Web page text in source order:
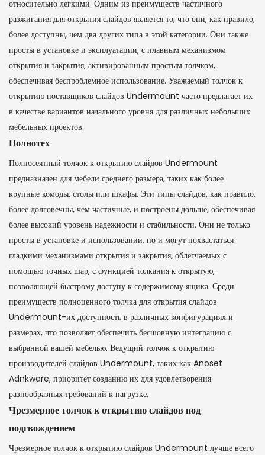
относительно легкими. Одним из преимуществ частичного
разжигания для открытия слайдов является то, что они, как правило,
более доступны, чем два других типа в этой категории. Они также
просты в установке и эксплуатации, с плавным механизмом
открытия и закрытия, активированным простым толчком,
обеспечивая беспроблемное использование. Уважаемый толчок к
открытию поставщиков слайдов Undermount часто предлагает их
в качестве вариантов начального уровня для различных небольших
мебельных проектов.
Полнотех
Полносеятный толчок к открытию слайдов Undermount
предназначен для мебели среднего размера, таких как более
крупные комоды, столы или шкафы. Эти типы слайдов, как правило,
более долговечны, чем частичные, и построены дольше, обеспечивая
более высокий уровень надежности и стабильности. Они не только
просты в установке и использовании, но и могут похвастаться
гладкими механизмами открытия и закрытия, облегчаемых с
помощью точных шар, с функцией толкания к открытую,
позволяющей быстрому доступу к содержимому ящика. Среди
преимуществ полноценного толчка для открытия слайдов
Undermount-их доступность в различных конфигурациях и
размерах, что позволяет обеспечить бесшовную интеграцию с
выбранной вашей мебелью. Ведущий толчок к открытию
производителей слайдов Undermount, таких как Anoset
Adnkware, приоритет созданию их для удовлетворения
разнообразных требований к нагрузке.
Чрезмерное толчок к открытию слайдов под
подгвождением
Чрезмерное толчок к открытию слайдов Undermount лучше всего